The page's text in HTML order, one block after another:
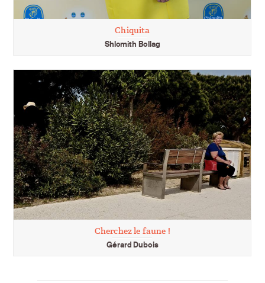
Chiquita
Shlomith Bollag
Cherchez le faune !
Gérard Dubois